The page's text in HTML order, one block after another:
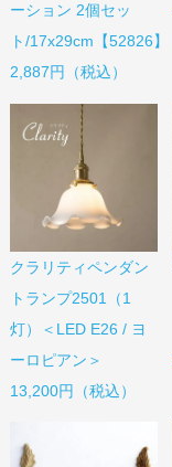
ーション 2個セッ
ト/17x29cm【52826】
2,887円（税込）
クラリティペンダン
トランプ2501（1
灯）＜LED E26 / ヨ
ーロピアン＞
13,200円（税込）